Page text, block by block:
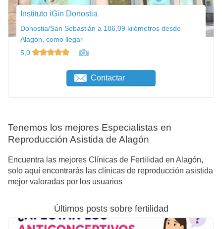
Instituto iGin Donostia
Donostia/San Sebastián a 186,09 kilómetros desde
Alagón, como llegar
5,0
Contactar
Tenemos los mejores Especialistas en
Reproducción Asistida de Alagón
Encuentra las mejores Clínicas de Fertilidad en Alagón,
solo aquí encontrarás las clínicas de reproducción asistida
mejor valoradas por los usuarios
Últimos posts sobre fertilidad